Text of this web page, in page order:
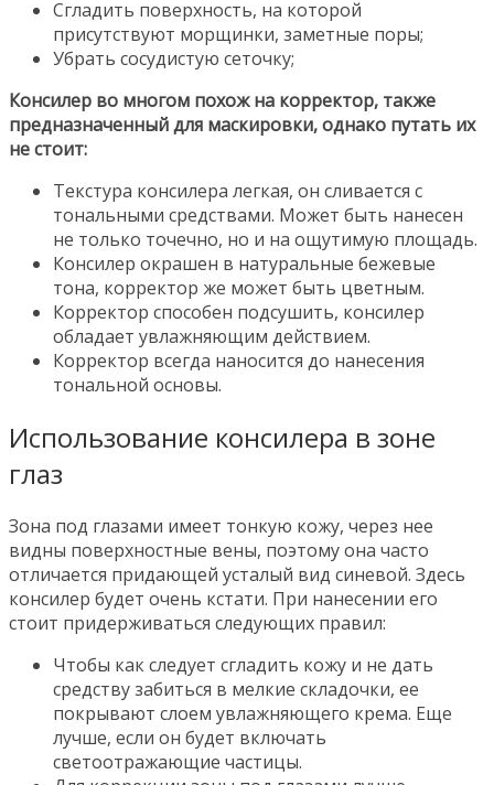
Сгладить поверхность, на которой
присутствуют морщинки, заметные поры;
Убрать сосудистую сеточку;
Консилер во многом похож на корректор, также
предназначенный для маскировки, однако путать их
не стоит:
Текстура консилера легкая, он сливается с
тональными средствами. Может быть нанесен
не только точечно, но и на ощутимую площадь.
Консилер окрашен в натуральные бежевые
тона, корректор же может быть цветным.
Корректор способен подсушить, консилер
обладает увлажняющим действием.
Корректор всегда наносится до нанесения
тональной основы.
Использование консилера в зоне
глаз
Зона под глазами имеет тонкую кожу, через нее
видны поверхностные вены, поэтому она часто
отличается придающей усталый вид синевой. Здесь
консилер будет очень кстати. При нанесении его
стоит придерживаться следующих правил:
Чтобы как следует сгладить кожу и не дать
средству забиться в мелкие складочки, ее
покрывают слоем увлажняющего крема. Еще
лучше, если он будет включать
светоотражающие частицы.